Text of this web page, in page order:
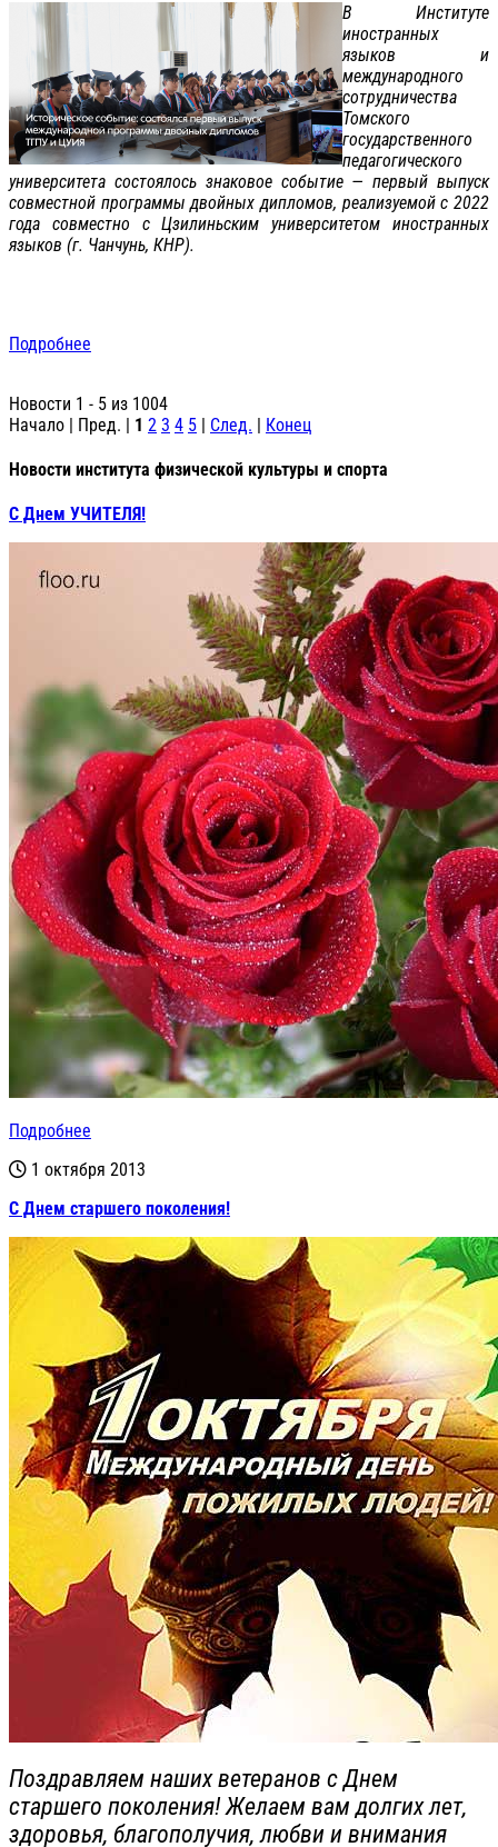
В Институте
иностранных
языков и
международного
сотрудничества
Томского
государственного
педагогического
университета состоялось знаковое событие — первый выпуск
совместной программы двойных дипломов, реализуемой с 2022
года совместно с Цзилиньским университетом иностранных
языков (г. Чанчунь, КНР).
Подробнее
Новости 1 - 5 из 1004
Начало | Пред. | 1 2 3 4 5 | След. | Конец
Новости института физической культуры и спорта
С Днем УЧИТЕЛЯ!
Подробнее
1 октября 2013
С Днем старшего поколения!
Поздравляем наших ветеранов с Днем
старшего поколения! Желаем вам долгих лет,
здоровья, благополучия, любви и внимания